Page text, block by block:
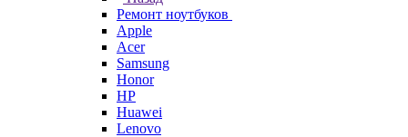
Ремонт ноутбуков
Apple
Acer
Samsung
Honor
HP
Huawei
Lenovo